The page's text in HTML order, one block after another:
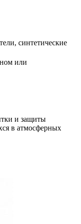
синтетические
или
и защиты
в атмосферных